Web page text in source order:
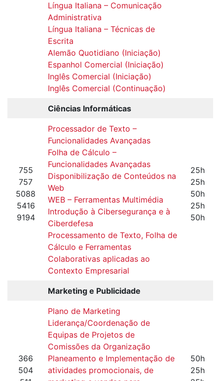
Língua Italiana – Comunicação
Administrativa
Língua Italiana – Técnicas de
Escrita
Alemão Quotidiano (Iniciação)
Espanhol Comercial (Iniciação)
Inglês Comercial (Iniciação)
Inglês Comercial (Continuação)
Ciências Informáticas
755
757
5088
5416
9194
Processador de Texto –
Funcionalidades Avançadas
Folha de Cálculo –
Funcionalidades Avançadas
Disponibilização de Conteúdos na
Web
WEB – Ferramentas Multimédia
Introdução à Cibersegurança e à
Ciberdefesa
Processamento de Texto, Folha de
Cálculo e Ferramentas
Colaborativas aplicadas ao
Contexto Empresarial
25h
25h
50h
25h
50h
Marketing e Publicidade
366
504
Plano de Marketing
Liderança/Coordenação de
Equipas de Projetos de
Comissões da Organização
Planeamento e Implementação de
atividades promocionais, de
50h
25h